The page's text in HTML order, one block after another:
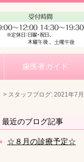
歯医者ガイド
スタッフブログ: 2021年7月
最近のブログ記事
☆８月の診療予定☆